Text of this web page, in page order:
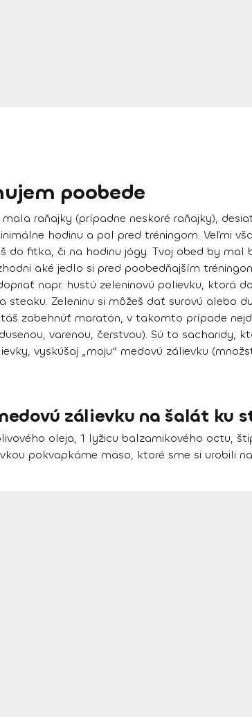
poobede
raňajky (prípadne neskoré raňajky),
hodinu a pol pred tréningom. Veľmi
do fitka, či na hodinu jógy. Tvoj obed by mal
aké jedlo si pred poobedňajším
napr. hustú zeleninovú polievku, ktorá
steaku. Zeleninu si môžeš dať surovú alebo
zabehnúť maratón, v takomto prípade
varenou, čerstvou). Sú to sacharidy,
vyskúšaj „moju“ medovú zálievku
zálievku na šalát ku
oleja, 1 lyžicu balzamikového octu,
pokvapkáme mäso, ktoré sme si urobili